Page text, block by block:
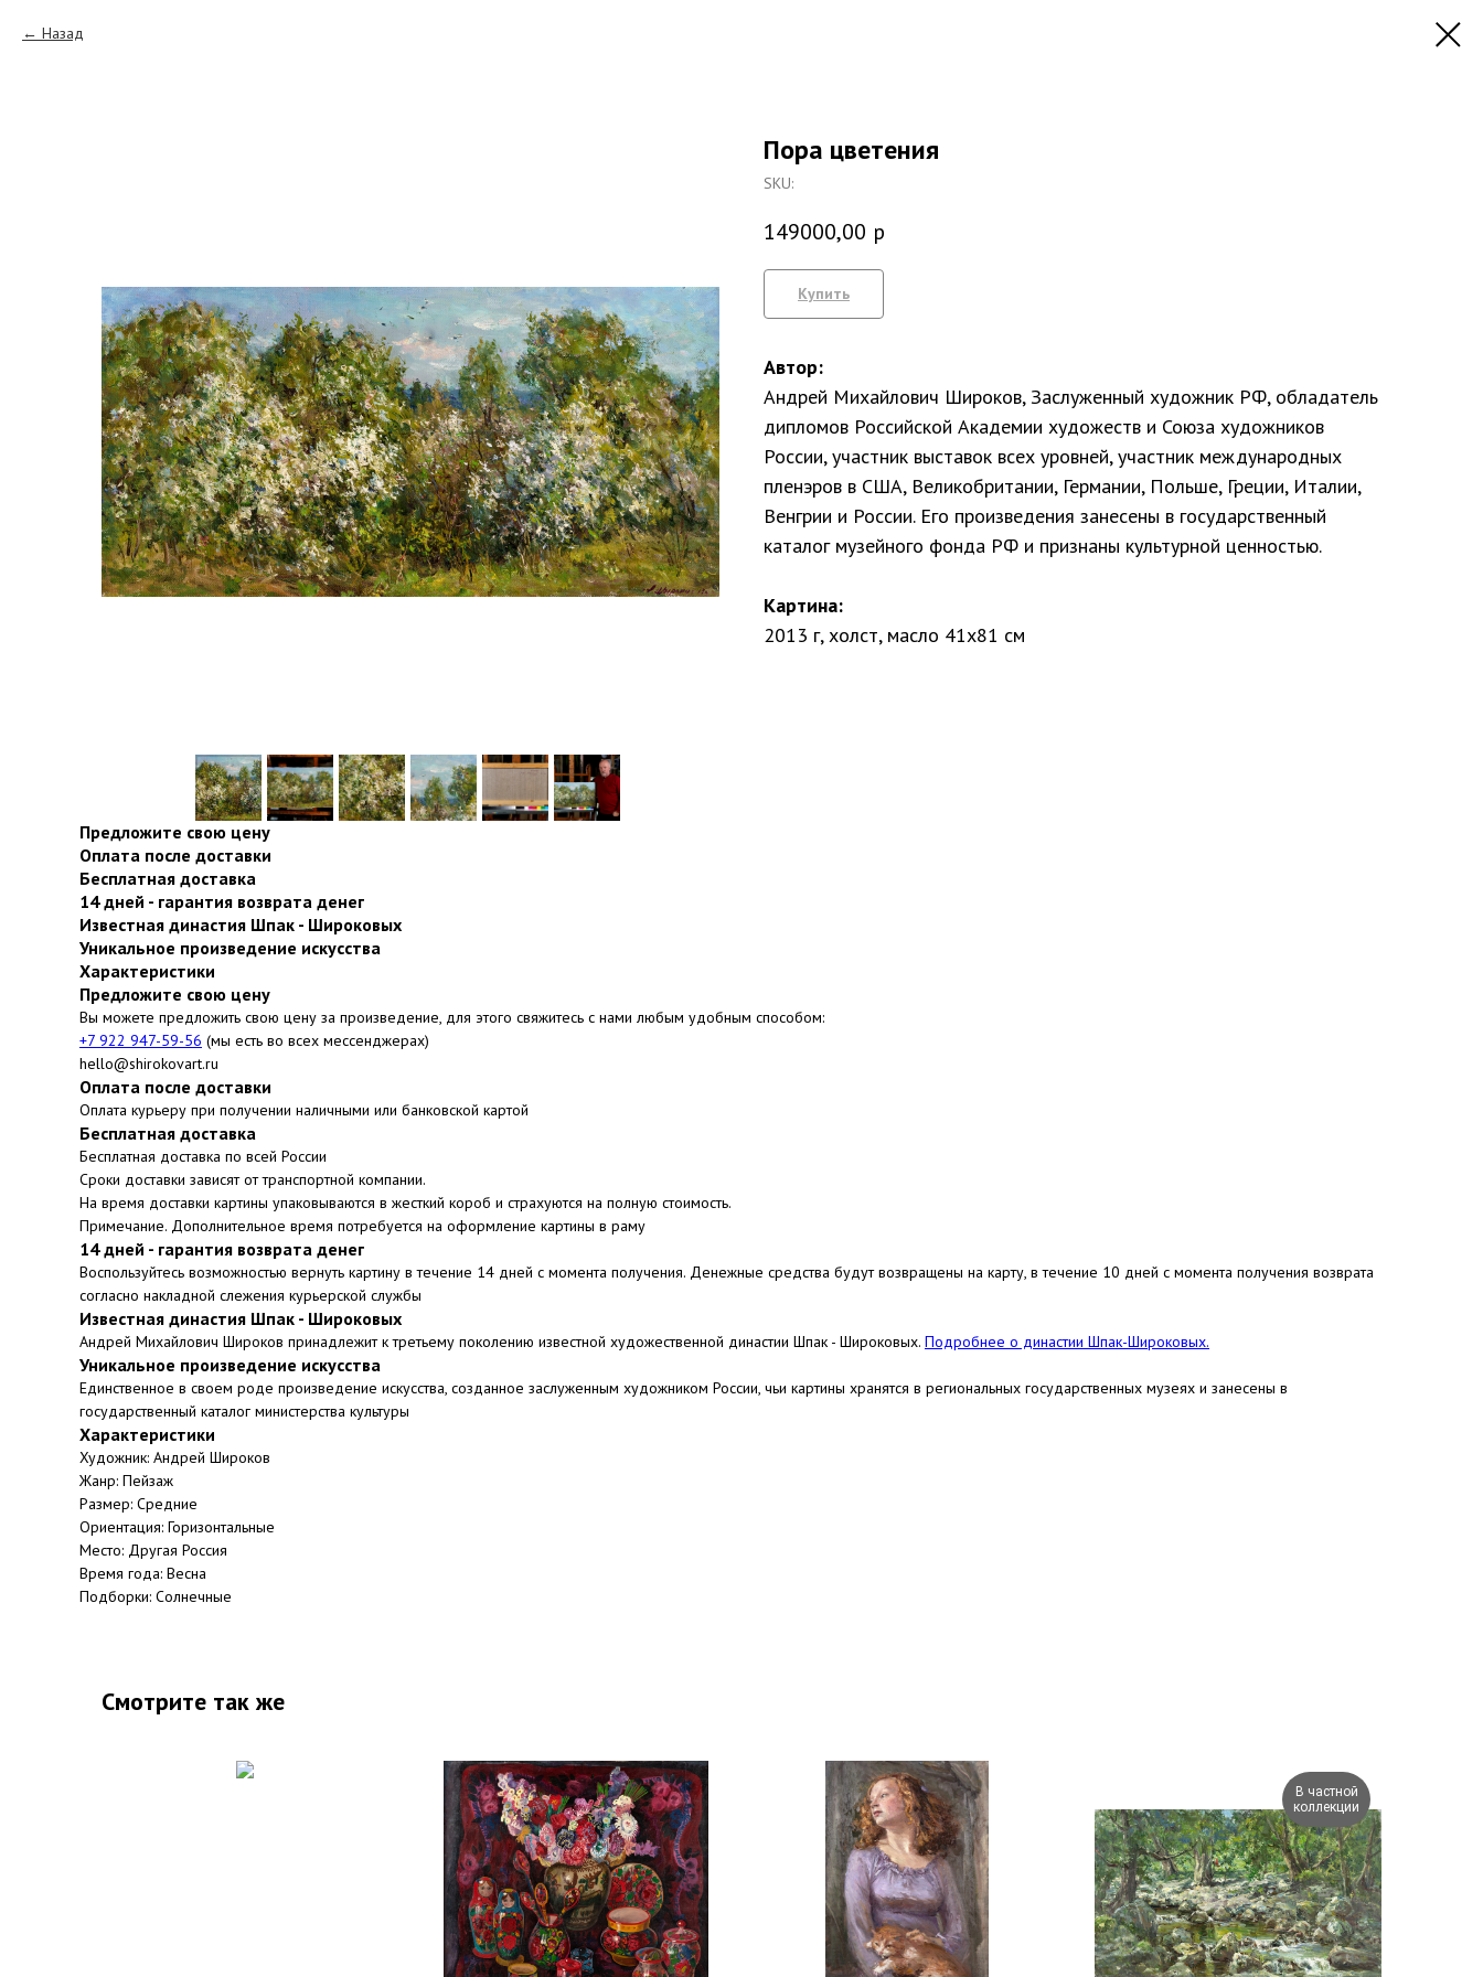
Назад
Пора цветения
SKU:
149000,00 р
Купить
Автор:
Андрей Михайлович Широков, Заслуженный художник РФ, обладатель
дипломов Российской Академии художеств и Союза художников
России, участник выставок всех уровней, участник международных
пленэров в США, Великобритании, Германии, Польше, Греции, Италии,
Венгрии и России. Его произведения занесены в государственный
каталог музейного фонда РФ и признаны культурной ценностью.
Картина:
2013 г, холст, масло 41х81 см
Предложите свою цену
Оплата после доставки
Бесплатная доставка
14 дней - гарантия возврата денег
Известная династия Шпак - Широковых
Уникальное произведение искусства
Характеристики
Предложите свою цену
Вы можете предложить свою цену за произведение, для этого свяжитесь с нами любым удобным способом:
+7 922 947-59-56 (мы есть во всех мессенджерах)
hello@shirokovart.ru
Оплата после доставки
Оплата курьеру при получении наличными или банковской картой
Бесплатная доставка
Бесплатная доставка по всей России
Сроки доставки зависят от транспортной компании.
На время доставки картины упаковываются в жесткий короб и страхуются на полную стоимость.
Примечание. Дополнительное время потребуется на оформление картины в раму
14 дней - гарантия возврата денег
Воспользуйтесь возможностью вернуть картину в течение 14 дней с момента получения. Денежные средства будут возвращены на карту, в течение 10 дней с момента получения возврата
согласно накладной слежения курьерской службы
Известная династия Шпак - Широковых
Андрей Михайлович Широков принадлежит к третьему поколению известной художественной династии Шпак - Широковых. Подробнее о династии Шпак-Широковых.
Уникальное произведение искусства
Единственное в своем роде произведение искусства, созданное заслуженным художником России, чьи картины хранятся в региональных государственных музеях и занесены в
государственный каталог министерства культуры
Характеристики
Художник: Андрей Широков
Жанр: Пейзаж
Размер: Средние
Ориентация: Горизонтальные
Место: Другая Россия
Время года: Весна
Подборки: Солнечные
Смотрите так же
В частной
коллекции